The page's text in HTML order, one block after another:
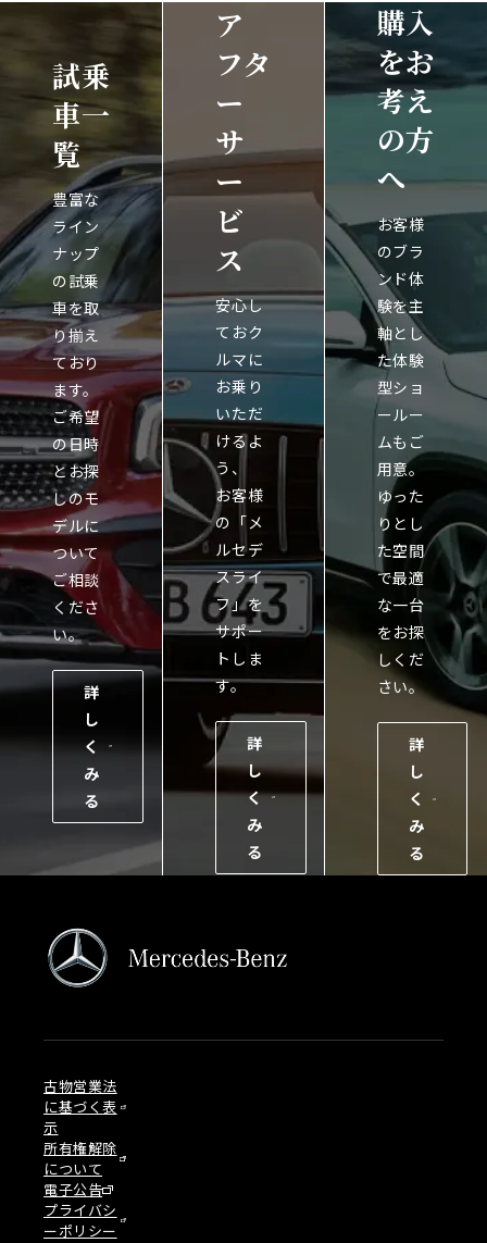
試乗
車一
覧
豊富な
ライン
ナップ
の試乗
車を取
り揃え
ており
ます。
ご希望
の日時
とお探
しのモ
デルに
ついて
ご相談
くださ
い。
詳
し
く
み
る
ア
フタ
ー
サ
ー
ビ
ス
安心し
ておク
ルマに
お乗り
いただ
けるよ
う、
お客様
の「メ
ルセデ
スライ
フ」を
サポー
トしま
す。
詳
し
く
み
る
購入
をお
考え
の方
へ
お客様
のブラ
ンド体
験を主
軸とし
た体験
型ショ
ールー
ムもご
用意。
ゆった
りとし
た空間
で最適
な一台
をお探
しくだ
さい。
詳
し
く
み
る
古物営業法
に基づく表
示
所有権解除
について
電子公告
プライバシ
ーポリシー